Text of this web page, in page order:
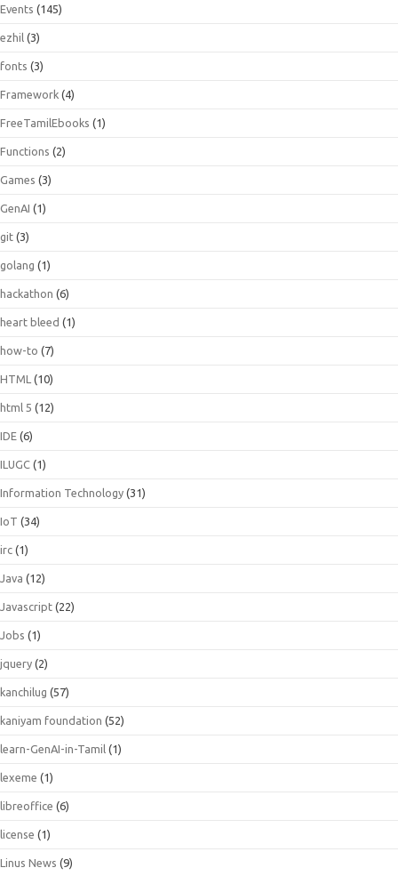
Events (145)
ezhil (3)
fonts (3)
Framework (4)
FreeTamilEbooks (1)
Functions (2)
Games (3)
GenAI (1)
git (3)
golang (1)
hackathon (6)
heart bleed (1)
how-to (7)
HTML (10)
html 5 (12)
IDE (6)
ILUGC (1)
Information Technology (31)
IoT (34)
irc (1)
Java (12)
Javascript (22)
Jobs (1)
jquery (2)
kanchilug (57)
kaniyam foundation (52)
learn-GenAI-in-Tamil (1)
lexeme (1)
libreoffice (6)
license (1)
Linus News (9)